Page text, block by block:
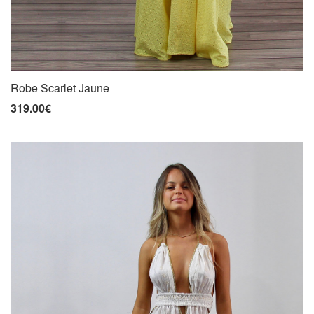
Robe Scarlet Jaune
319.00€